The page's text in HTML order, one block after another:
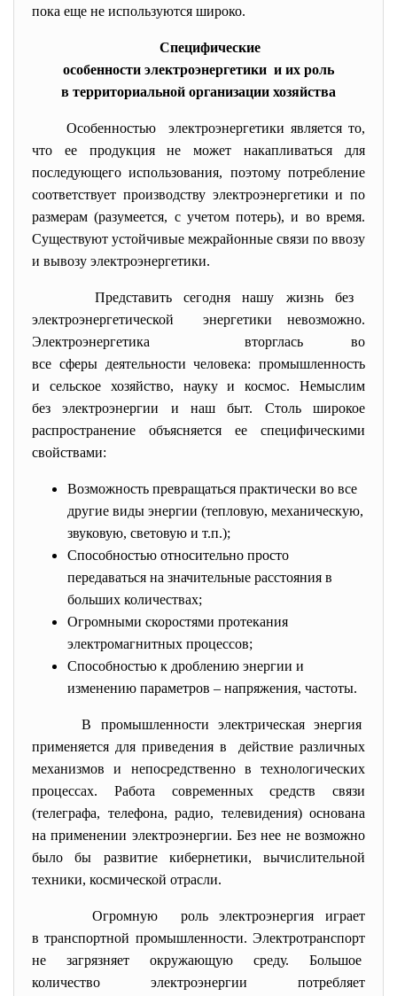
пока еще не используются широко.
Специфические
особенности электроэнергетики и их роль
в территориальной организации хозяйства
Особенностью электроэнергетики является то,
что ее продукция не может накапливаться для
последующего использования, поэтому потребление
соответствует производству электроэнергетики и по
размерам (разумеется, с учетом потерь), и во время.
Существуют устойчивые межрайонные связи по ввозу
и вывозу электроэнергетики.
Представить сегодня нашу жизнь без
электроэнергетической энергетики невозможно.
Электроэнергетика вторглась во
все сферы деятельности человека: промышленность
и сельское хозяйство, науку и космос. Немыслим
без электроэнергии и наш быт. Столь широкое
распространение объясняется ее специфическими
свойствами:
Возможность превращаться практически во все
другие виды энергии (тепловую, механическую,
звуковую, световую и т.п.);
Способностью относительно просто
передаваться на значительные расстояния в
больших количествах;
Огромными скоростями протекания
электромагнитных процессов;
Способностью к дроблению энергии и
изменению параметров – напряжения, частоты.
В промышленности электрическая энергия
применяется для приведения в действие различных
механизмов и непосредственно в технологических
процессах. Работа современных средств связи
(телеграфа, телефона, радио, телевидения) основана
на применении электроэнергии. Без нее не возможно
было бы развитие кибернетики, вычислительной
техники, космической отрасли.
Огромную роль электроэнергия играет
в транспортной промышленности. Электротранспорт
не загрязняет окружающую среду. Большое
количество электроэнергии потребляет